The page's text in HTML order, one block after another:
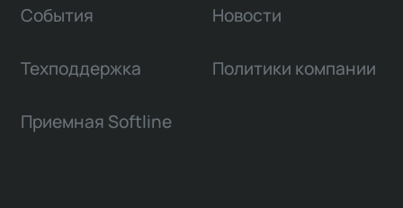
События Новости
Техподдержка Политики компании
Приемная Softline